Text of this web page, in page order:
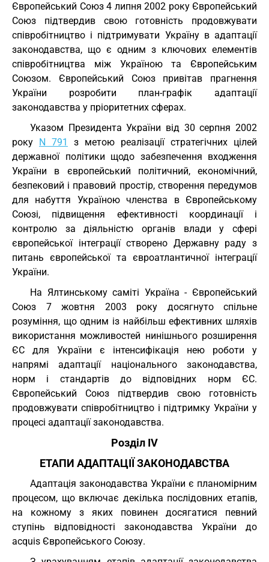
Європейський Союз 4 липня 2002 року Європейський
Союз підтвердив свою готовність продовжувати
співробітництво і підтримувати Україну в адаптації
законодавства, що є одним з ключових елементів
співробітництва між Україною та Європейським
Союзом. Європейський Союз привітав прагнення
України розробити план-графік адаптації
законодавства у пріоритетних сферах.
Указом Президента України від 30 серпня 2002
року N 791
з метою реалізації стратегічних цілей
державної політики щодо забезпечення входження
України в європейський політичний, економічний,
безпековий і правовий простір, створення передумов
для набуття Україною членства в Європейському
Союзі, підвищення ефективності координації і
контролю за діяльністю органів влади у сфері
європейської інтеграції створено Державну раду з
питань європейської та євроатлантичної інтеграції
України.
На Ялтинському саміті Україна - Європейський
Союз 7 жовтня 2003 року досягнуто спільне
розуміння, що одним із найбільш ефективних шляхів
використання можливостей нинішнього розширення
ЄС для України є інтенсифікація нею роботи у
напрямі адаптації національного законодавства,
норм і стандартів до відповідних норм ЄС.
Європейський Союз підтвердив свою готовність
продовжувати співробітництво і підтримку України у
процесі адаптації законодавства.
Розділ IV
ЕТАПИ АДАПТАЦІЇ ЗАКОНОДАВСТВА
Адаптація законодавства України є планомірним
процесом, що включає декілька послідовних етапів,
на кожному з яких повинен досягатися певний
ступінь відповідності законодавства України до
acquis Європейського Союзу.